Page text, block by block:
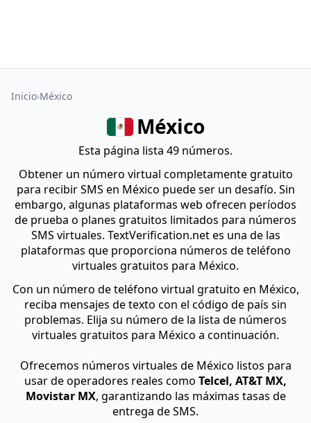
Inicio México
México
Esta página lista 49 números.
Obtener un número virtual completamente gratuito
para recibir SMS en México puede ser un desafío. Sin
embargo, algunas plataformas web ofrecen períodos
de prueba o planes gratuitos limitados para números
SMS virtuales. TextVerification.net es una de las
plataformas que proporciona números de teléfono
virtuales gratuitos para México.
Con un número de teléfono virtual gratuito en México,
reciba mensajes de texto con el código de país sin
problemas. Elija su número de la lista de números
virtuales gratuitos para México a continuación.
Ofrecemos números virtuales de México listos para
usar de operadores reales como Telcel, AT&T MX,
Movistar MX, garantizando las máximas tasas de
entrega de SMS.